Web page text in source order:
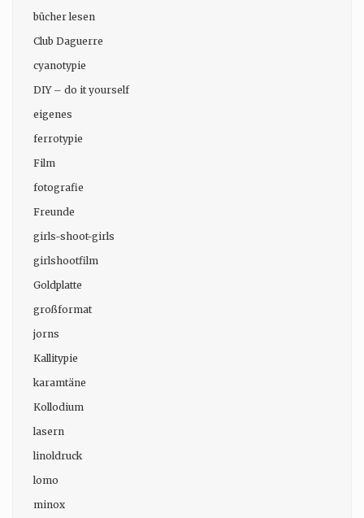
bücher lesen
Club Daguerre
cyanotypie
DIY – do it yourself
eigenes
ferrotypie
Film
fotografie
Freunde
girls-shoot-girls
girlshootfilm
Goldplatte
großformat
jorns
Kallitypie
karamtäne
Kollodium
lasern
linoldruck
lomo
minox